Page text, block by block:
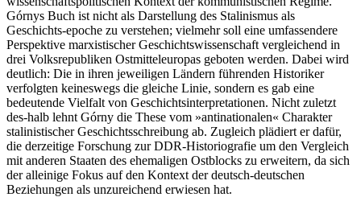
Górnys Buch ist nicht als Darstellung des Stalinismus als
Geschichts-epoche zu verstehen; vielmehr soll eine umfassendere
Perspektive marxistischer Geschichtswissenschaft vergleichend in
drei Volksrepubliken Ostmitteleuropas geboten werden. Dabei wird
deutlich: Die in ihren jeweiligen Ländern führenden Historiker
verfolgten keineswegs die gleiche Linie, sondern es gab eine
bedeutende Vielfalt von Geschichtsinterpretationen. Nicht zuletzt
des­-halb lehnt Górny die These vom »antinationalen« Charakter
stalinistischer Geschichtsschreibung ab. Zugleich plädiert er dafür,
die derzeitige Forschung zur DDR-Historiografie um den Vergleich
mit anderen Staaten des ehemaligen Ostblocks zu erweitern, da sich
der alleinige Fokus auf den Kontext der deutsch-deutschen
Beziehungen als unzureichend erwiesen hat.